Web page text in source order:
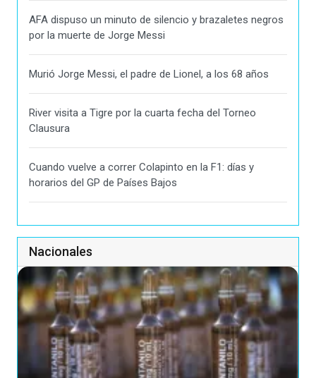
AFA dispuso un minuto de silencio y brazaletes negros
por la muerte de Jorge Messi
Murió Jorge Messi, el padre de Lionel, a los 68 años
River visita a Tigre por la cuarta fecha del Torneo
Clausura
Cuando vuelve a correr Colapinto en la F1: días y
horarios del GP de Países Bajos
Nacionales